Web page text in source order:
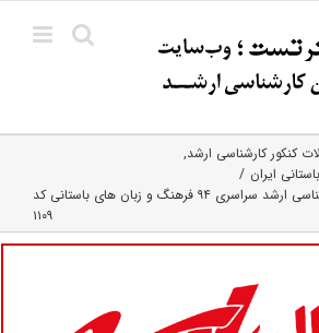
کنکور کارشناسی ارشد
ایران
دانلود سوالات آزمون کارشناسی ارشد سراسری ۹۴ فرهنگ و زبان های باستانی کد
۱۱۰۹